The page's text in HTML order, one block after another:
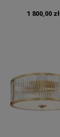
1 800,00 zł